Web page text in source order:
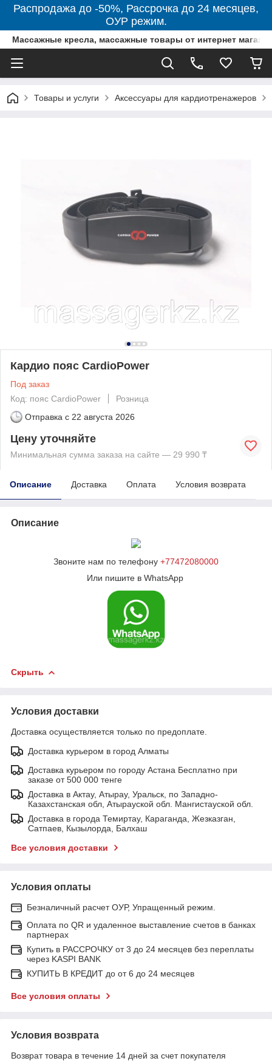
Распродажа до -50%, Рассрочка до 24 месяцев,
ОУР режим.
Массажные кресла, массажные товары от интернет
Товары и услуги Аксессуары для кардиотренажеров
Кардио пояс CardioPower
Под заказ
Код: пояс CardioPower
Розница
Отправка с 22 августа 2026
Цену уточняйте
Минимальная сумма заказа на сайте — 29 990 ₸
Описание Доставка Оплата Условия возврата
Описание
Звоните нам по телефону +77472080000
Или пишите в WhatsApp
Скрыть
Условия доставки
Доставка осуществляется только по предоплате.
Доставка курьером в город Алматы
Доставка курьером по городу Астана Бесплатно при
заказе от 500 000 тенге
Доставка в Актау, Атырау, Уральск, по Западно-
Казахстанская обл, Атырауской обл. Мангистауской обл.
Доставка в города Темиртау, Караганда, Жезказган,
Сатпаев, Кызылорда, Балхаш
Все условия доставки
Условия оплаты
Безналичный расчет ОУР, Упращенный режим.
Оплата по QR и удаленное выставление счетов в банках
партнерах
Купить в РАССРОЧКУ от 3 до 24 месяцев без переплаты
через KASPI BANK
КУПИТЬ В КРЕДИТ до от 6 до 24 месяцев
Все условия оплаты
Условия возврата
Возврат товара в течение 14 дней за счет покупателя